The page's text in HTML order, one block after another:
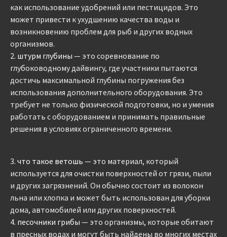
как использование удобрений или пестицидов. Это
может привести к ухудшению качества воды и
возникновению проблем для рыб и других водных
организмов.
2. штурм глубины — это соревнование по
глубоководному дайвингу, где участники пытаются
достичь максимальной глубины погружения без
использования дополнительного оборудования. Это
требует не только физической подготовки, но и умения
работать с оборудованием и принимать правильные
решения в условиях ограниченного времени.
3. что такое ветошь — это материал, который
используется для очистки поверхностей от грязи, пыли
и других загрязнений. Он обычно состоит из волокон
льна или хлопка и может быть использован для уборки
дома, автомобилей или других поверхностей.
4. песочники грибы — это организмы, которые обитают
в пресных водах и могут быть найдены во многих местах